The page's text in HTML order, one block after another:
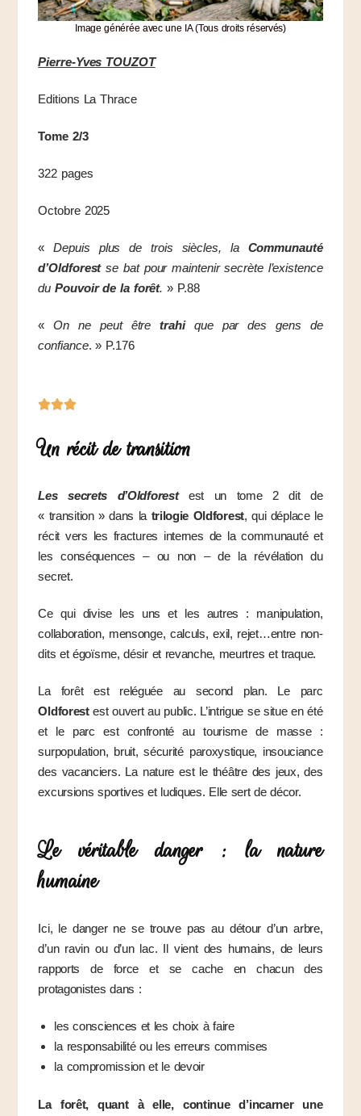
Image générée avec une IA (Tous droits réservés)
Pierre-Yves TOUZOT
Editions La Thrace
Tome 2/3
322 pages
Octobre 2025
«Depuis plus de trois siècles, la Communauté
d’Oldforestse bat pour maintenir secrète l’existence
duPouvoir de la forêt. » P.88
«On ne peut êtretrahique par des gens de
confiance. » P.176
Un récit de transition
Les secrets d’Oldforestest un tome 2 dit de
« transition » dans la trilogie Oldforest, qui déplace le
récit vers les fractures internes de la communauté et
les conséquences – ou non – de la révélation du
secret.
Ce qui divise les uns et les autres : manipulation,
collaboration, mensonge, calculs, exil, rejet…entre non-
dits et égoïsme, désir et revanche, meurtres et traque.
La forêt est reléguée au second plan. Le parc
Oldforestest ouvert au public. L’intrigue se situe en été
et le parc est confronté au tourisme de masse :
surpopulation, bruit, sécurité paroxystique, insouciance
des vacanciers. La nature est le théâtre des jeux, des
excursions sportives et ludiques. Elle sert de décor.
Le véritable danger : la nature
humaine
Ici, le danger ne se trouve pas au détour d’un arbre,
d’un ravin ou d’un lac. Il vient des humains, de leurs
rapports de force et se cache en chacun des
protagonistes dans :
les consciences et les choix à faire
la responsabilité ou les erreurs commises
la compromission et le devoir
La forêt, quant à elle, continue d’incarner une